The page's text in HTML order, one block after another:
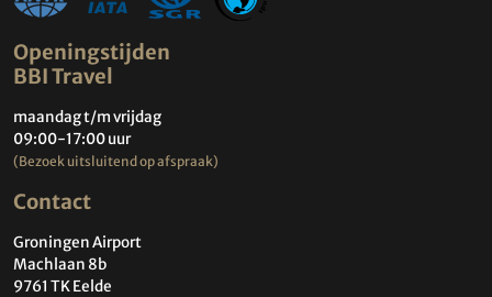
Openingstijden
BBI Travel
maandag t/m vrijdag
09:00-17:00 uur
(Bezoek uitsluitend op afspraak)
Contact
Groningen Airport
Machlaan 8b
9761 TK Eelde